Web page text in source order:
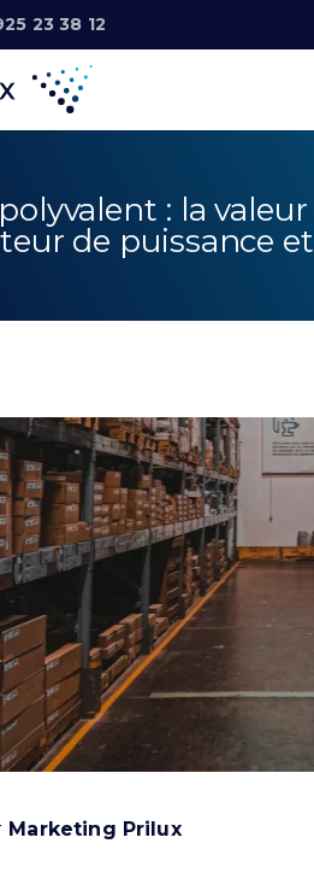
23 38 12
: la
de puissance
Marketing Prilux